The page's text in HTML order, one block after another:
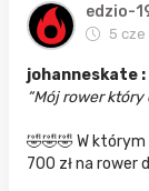
edzio-
5 cze
johanneskate :
Mój rower który
🤣🤣🤣 W którym
700 zł na rower